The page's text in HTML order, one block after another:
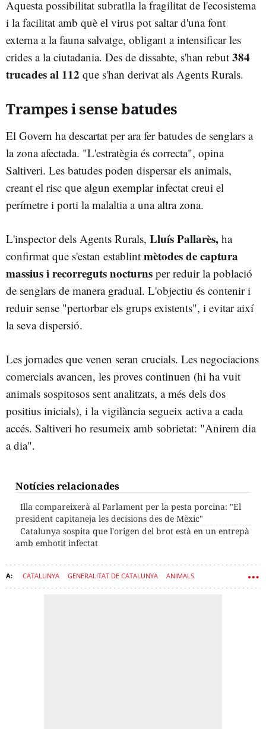
Aquesta possibilitat subratlla la fragilitat de l'ecosistema
i la facilitat amb què el virus pot saltar d'una font
externa a la fauna salvatge, obligant a intensificar les
crides a la ciutadania. Des de dissabte, s'han rebut 384
trucades al 112 que s'han derivat als Agents Rurals.
Trampes i sense batudes
El Govern ha descartat per ara fer batudes de senglars a
la zona afectada. "L'estratègia és correcta", opina
Saltiveri. Les batudes poden dispersar els animals,
creant el risc que algun exemplar infectat creui el
perímetre i porti la malaltia a una altra zona.
L'inspector dels Agents Rurals, Lluís Pallarès, ha
confirmat que s'estan establint mètodes de captura
massius i recorreguts nocturns per reduir la població
de senglars de manera gradual. L'objectiu és contenir i
reduir sense "pertorbar els grups existents", i evitar així
la seva dispersió.
Les jornades que venen seran crucials. Les negociacions
comercials avancen, les proves continuen (hi ha vuit
animals sospitosos sent analitzats, a més dels dos
positius inicials), i la vigilància segueix activa a cada
accés. Saltiveri ho resumeix amb sobrietat: "Anirem dia
a dia".
Notícies relacionades
Illa compareixerà al Parlament per la pesta porcina: "El
president capitaneja les decisions des de Mèxic"
Catalunya sospita que l'origen del brot està en un entrepà
amb embotit infectat
CATALUNYA GENERALITAT DE CATALUNYA ANIMALS